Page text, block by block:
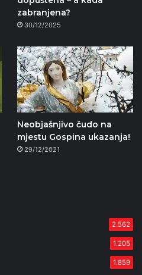
zabranjena?
30/12/2025
Neobjašnjivo čudo na
mjestu Gospina ukazanja!
29/12/2021
2.562
1.205
1.859